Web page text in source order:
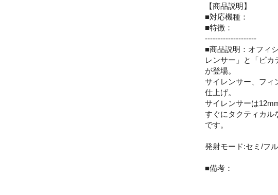
【商品説明】
■対応機種：
■特徴：
--------------------
■商品説明：オフィ
レンサー」と「ピカ
が登場。
サイレンサー、フィ
仕上げ。
サイレンサーは
すぐにタクティカル
です。
発射モード:セミ/フ
■備考：